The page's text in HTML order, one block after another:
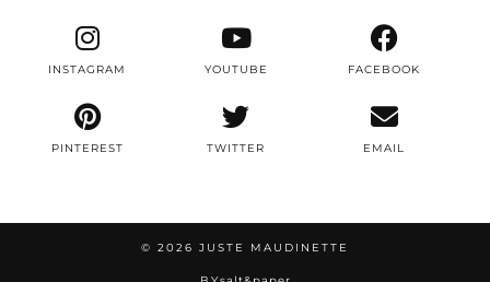
TWITTER
INSTAGRAM FACEBOOK
PINTEREST
YOUTUBE
EMAIL
© 2026 JUSTE MAUDINETTE